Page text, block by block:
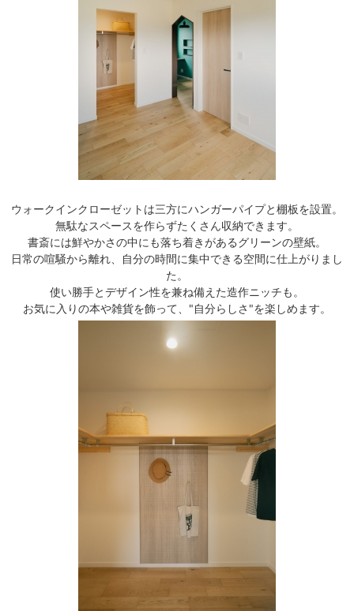
ウォークインクローゼットは三方にハンガーパイプと棚板を設置。
無駄なスペースを作らずたくさん収納できます。
書斎には鮮やかさの中にも落ち着きがあるグリーンの壁紙。
日常の喧騒から離れ、自分の時間に集中できる空間に仕上がりまし
た。
使い勝手とデザイン性を兼ね備えた造作ニッチも。
お気に入りの本や雑貨を飾って、"自分らしさ"を楽しめます。